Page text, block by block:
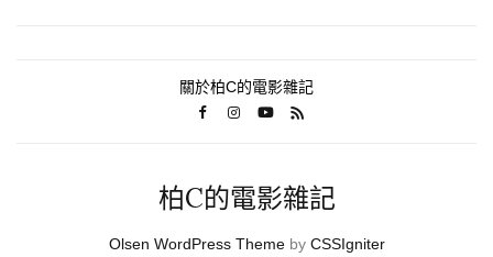
關於柏C的電影雜記
柏C的電影雜記
Olsen WordPress Themeby CSSIgniter